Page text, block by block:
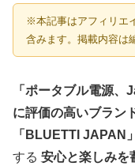
※本記事はアフィリエ
含みます。掲載内容は
「ポータブル電源
に評価の高いブラン
「BLUETTI JAPAN」
する 安心と楽しみを